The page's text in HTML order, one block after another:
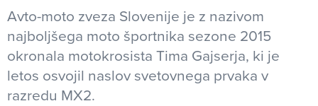
Avto-moto zveza Slovenije je z nazivom
najboljšega moto športnika sezone 2015
okronala motokrosista Tima Gajserja, ki je
letos osvojil naslov svetovnega prvaka v
razredu MX2.